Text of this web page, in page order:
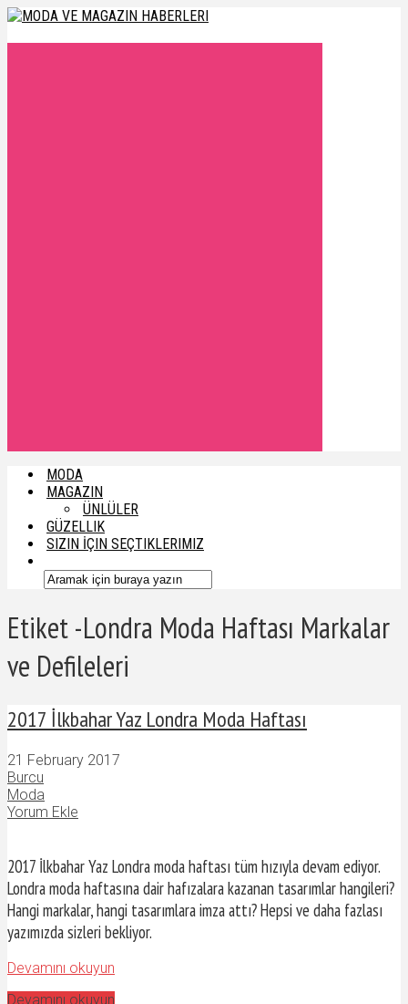
MODA
MAGAZIN
ÜNLÜLER
GÜZELLIK
SIZIN İÇIN SEÇTIKLERIMIZ
Etiket -Londra Moda Haftası Markalar
ve Defileleri
2017 İlkbahar Yaz Londra Moda Haftası
21 February 2017
Burcu
Moda
Yorum Ekle
2017 İlkbahar Yaz Londra moda haftası tüm hızıyla devam ediyor.
Londra moda haftasına dair hafızalara kazanan tasarımlar hangileri?
Hangi markalar, hangi tasarımlara imza attı? Hepsi ve daha fazlası
yazımızda sizleri bekliyor.
Devamını okuyun
Devamını okuyun